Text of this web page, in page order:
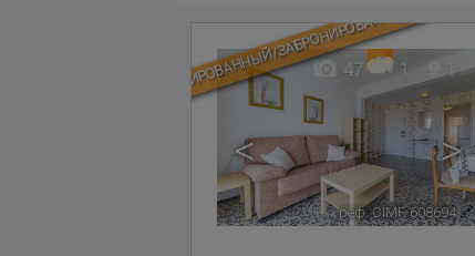
ЗАБРОНИРОВАННЫЙ/ЗАБРОНИРОВАННАЯ
< >
47 1 1
реф. CIMF-608694 🔗